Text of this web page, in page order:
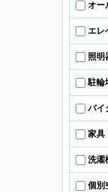
オー
エレ
照明
駐輪
バイ
家具
洗濯
個別